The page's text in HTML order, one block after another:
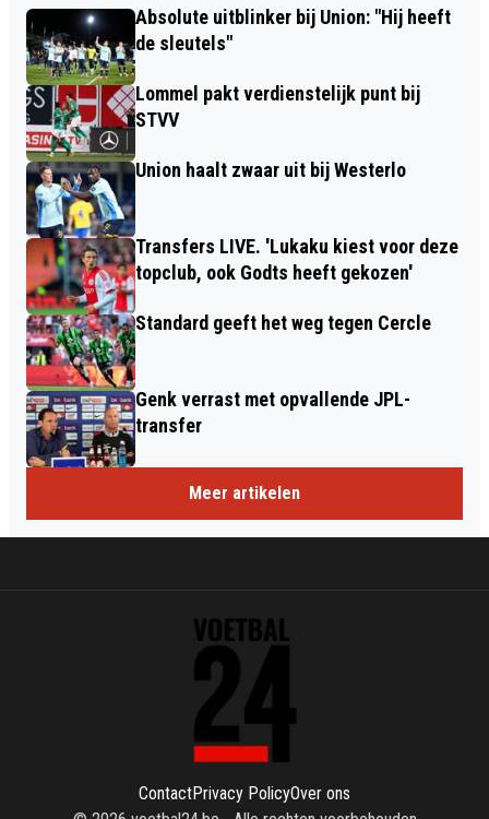
Absolute uitblinker bij Union: "Hij heeft
de sleutels"
Lommel pakt verdienstelijk punt bij
STVV
Union haalt zwaar uit bij Westerlo
Transfers LIVE. 'Lukaku kiest voor deze
topclub, ook Godts heeft gekozen'
Standard geeft het weg tegen Cercle
Genk verrast met opvallende JPL-
transfer
Meer artikelen
ContactPrivacy PolicyOver ons